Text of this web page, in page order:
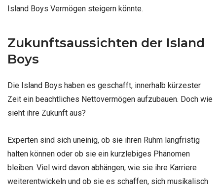
Island Boys Vermögen steigern könnte.
Zukunftsaussichten der Island
Boys
Die Island Boys haben es geschafft, innerhalb kürzester
Zeit ein beachtliches Nettovermögen aufzubauen. Doch wie
sieht ihre Zukunft aus?
Experten sind sich uneinig, ob sie ihren Ruhm langfristig
halten können oder ob sie ein kurzlebiges Phänomen
bleiben. Viel wird davon abhängen, wie sie ihre Karriere
weiterentwickeln und ob sie es schaffen, sich musikalisch